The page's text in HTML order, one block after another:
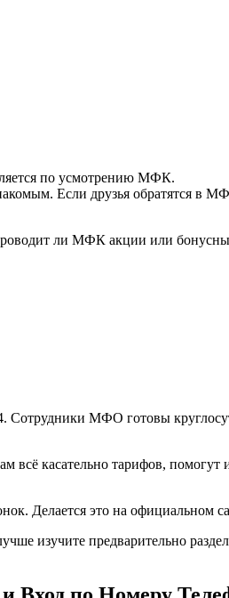
по усмотрению МФК.
Если друзья обратятся в
ли МФК акции или
Сотрудники МФО готовы
касательно тарифов, помогут
Делается это на официальном
изучите предварительно